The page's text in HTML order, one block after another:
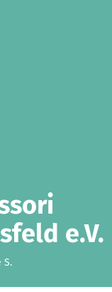
e.V.
S.